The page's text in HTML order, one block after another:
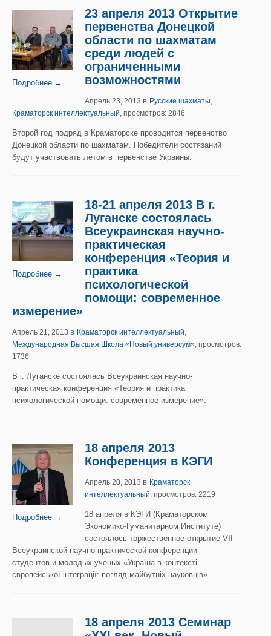
Подробнее →
23 апреля 2013 Открытие
первенства Донецкой
области по шахматам
среди людей с
ограниченными
возможностями
Апрель 23, 2013 в Русские шахматы,
Краматорск интеллектуальный, просмотров: 2846
Второй год подряд в Краматорске проводится первенство
Донецкой области по шахматам. Победители состязаний
будут участвовать летом в первенстве Украины.
Подробнее →
18-21 апреля 2013 В г.
Луганске состоялась
Всеукраинская научно-
практическая
конференция «Теория и
практика
психологической
помощи: современное
измерение»
Апрель 21, 2013 в Краматорск интеллектуальный,
Международная Высшая Школа «Новый универсум», просмотров:
1736
В г. Луганске состоялась Всеукраинская научно-
практическая конференция «Теория и практика
психологической помощи: современное измерение».
Подробнее →
18 апреля 2013
Конференция в КЭГИ
Апрель 20, 2013 в Краматорск
интеллектуальный, просмотров: 2219
18 апреля в КЭГИ (Краматорском
Экономико-Гуманитарном Институте)
состоялось торжественное открытие VII
Всеукраинской научно-практической конференции
студентов и молодых ученых «Україна в контексті
європейської інтеграції: погляд майбутніх науковців».
18 апреля 2013 Семинар